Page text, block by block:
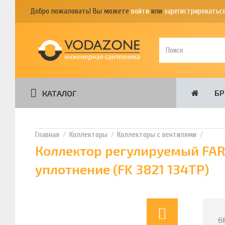
Добро пожаловать! Вы можете войти или
КАТАЛОГ
Коллекторы Коллекторы с вентилями
Коллектор регулируемый
уплотнение (FK 3821 134TP)